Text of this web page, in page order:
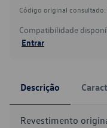
Código original consultado:
Compatibilidade
Entrar
Descrição
Revestimento